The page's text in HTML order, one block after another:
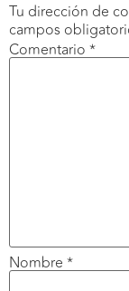
Tu dirección de
campos
Comentario *
Nombre *